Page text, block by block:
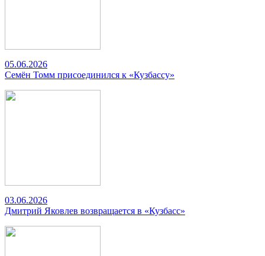
05.06.2026
Семён Томм присоединился к «Кузбассу»
03.06.2026
Дмитрий Яковлев возвращается в «Кузбасс»